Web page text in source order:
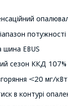
потужності
шина EBUS
сезон ККД 107%
<20 мг/
в контурі